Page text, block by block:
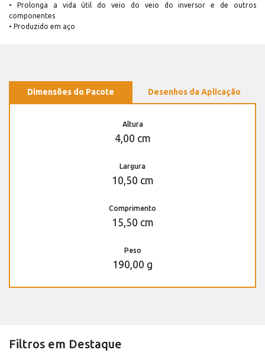
• Prolonga a vida útil do veio do veio do inversor e de outros
componentes
• Produzido em aço
Dimensões do Pacote Desenhos da Aplicação
Altura
4,00 cm
Largura
10,50 cm
Comprimento
15,50 cm
Peso
190,00 g
Filtros em Destaque